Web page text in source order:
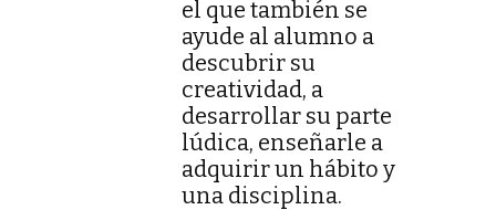
el que también se
ayude al alumno a
descubrir su
creatividad, a
desarrollar su parte
lúdica, enseñarle a
adquirir un hábito y
una disciplina.